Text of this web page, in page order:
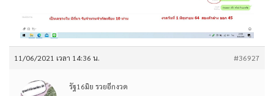
11/06/2021 เวลา 14:36 น. #36927
รัฐ16มิย รวยอีกงวด